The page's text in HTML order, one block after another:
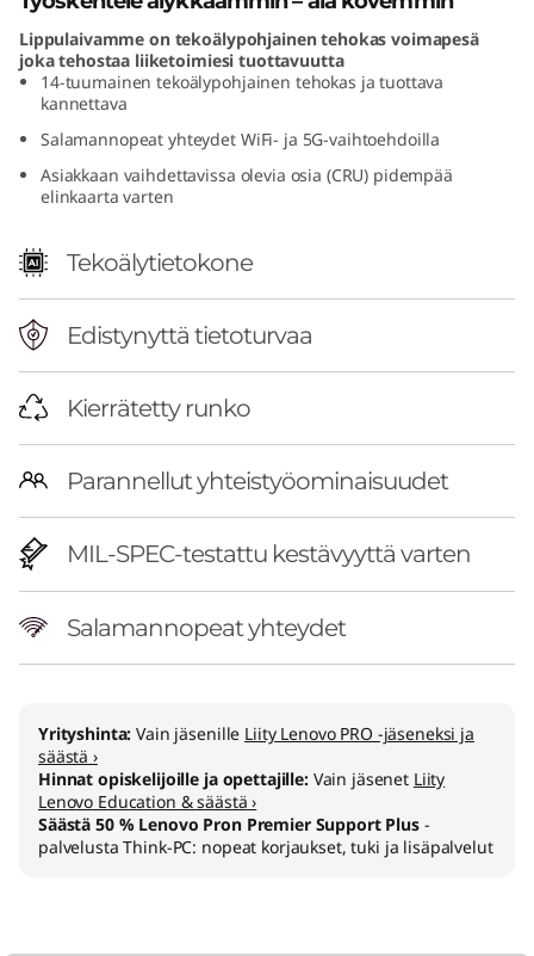
e
Lippulaivamme on tekoälypohjainen tehokas voimapesä
joka tehostaa liiketoimiesi tuottavuutta
14-tuumainen tekoälypohjainen tehokas ja tuottava
kannettava
Salamannopeat yhteydet WiFi- ja 5G-vaihtoehdoilla
Asiakkaan vaihdettavissa olevia osia (CRU) pidempää
elinkaarta varten
Tekoälytietokone
Edistynyttä tietoturvaa
Kierrätetty runko
Parannellut yhteistyöominaisuudet
MIL-SPEC-testattu kestävyyttä varten
Salamannopeat yhteydet
Yrityshinta:Vain jäsenille Liity Lenovo PRO -jäseneksi ja
säästä ›
Hinnat opiskelijoille ja opettajille: Vain jäsenet Liity
Lenovo Education & säästä ›
Säästä 50 % Lenovo Pron Premier Support Plus-
palvelusta Think-PC: nopeat korjaukset, tuki ja lisäpalvelut